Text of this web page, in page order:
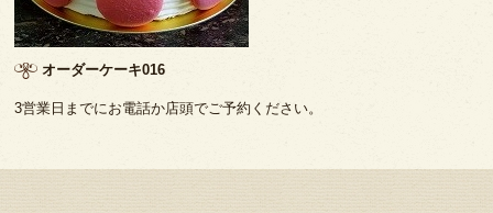
オーダーケーキ016
3営業日までにお電話か店頭でご予約ください。